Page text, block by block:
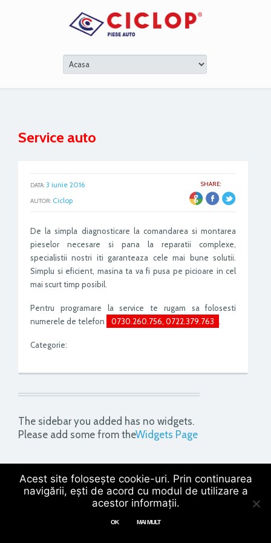
Service auto
SHARE:
DATA: 3 iunie 2016
AUTOR: Ciclop
De la simpla diagnosticare la comandarea si montarea
pieselor necesare si pana la reparatii complexe,
specialistii nostri iti garanteaza cele mai bune solutii.
Simplu si eficient, masina ta va fi pusa pe picioare in cel
mai scurt timp posibil.
Pentru programare la service te rugam sa folosesti
numerele de telefon
0730.260.756, 0722.379.763
Categorie:
The sidebar you added has no widgets.
Please add some from theWidgets Page
0256 224 838 office@ciclop.ro
Ciclop 2018
Acest site folosește cookie-uri. Prin continuarea
navigării, ești de acord cu modul de utilizare a
acestor informații.
OK MAI MULT
Chat